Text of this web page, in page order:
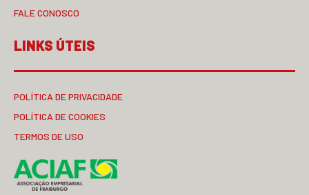
FALE CONOSCO
LINKS ÚTEIS
POLÍTICA DE PRIVACIDADE
POLÍTICA DE COOKIES
TERMOS DE USO